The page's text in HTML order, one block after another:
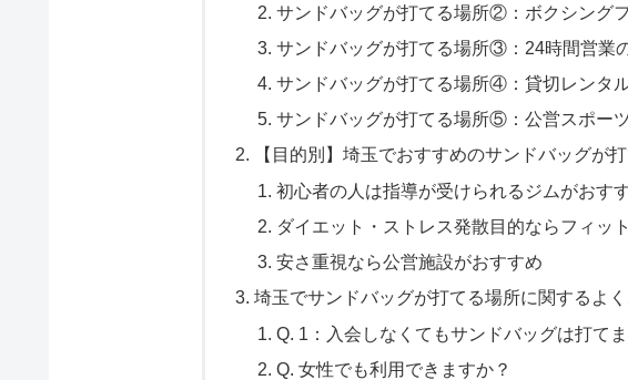
サンドバッグが打てる場所②：ボクシング
サンドバッグが打てる場所③：24時間営業
サンドバッグが打てる場所④：貸切レンタ
サンドバッグが打てる場所⑤：公営スポー
【目的別】埼玉でおすすめのサンドバッグが
初心者の人は指導が受けられるジムがおす
ダイエット・ストレス発散目的ならフィッ
安さ重視なら公営施設がおすすめ
埼玉でサンドバッグが打てる場所に関するよ
Q. 1：入会しなくてもサンドバッグは打て
Q. 女性でも利用できますか？